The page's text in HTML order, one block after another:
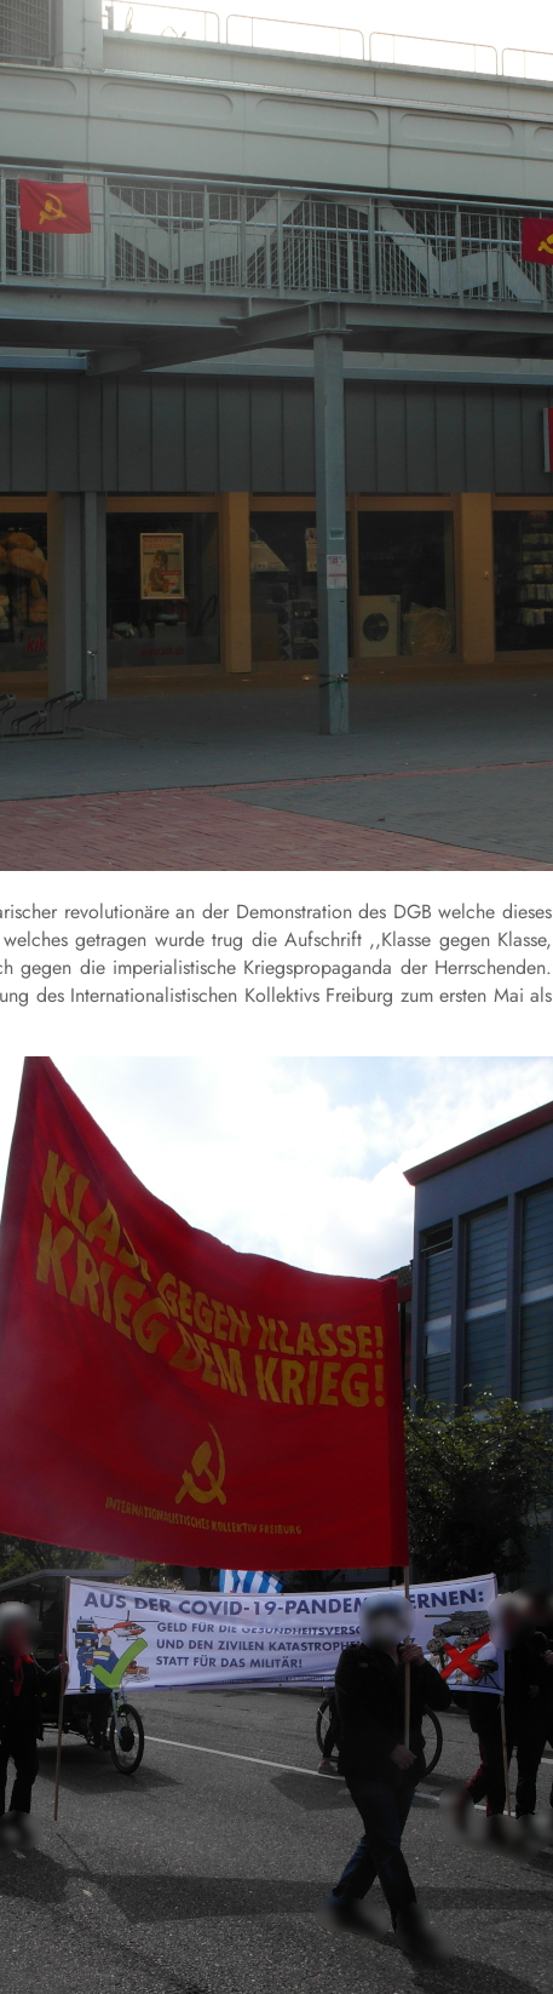
revolutionäre an der Demonstration des DGB welche dieses
getragen wurde trug die Aufschrift ,,Klasse gegen Klasse,
die imperialistische Kriegspropaganda der Herrschenden.
des Internationalistischen Kollektivs Freiburg zum ersten Mai als